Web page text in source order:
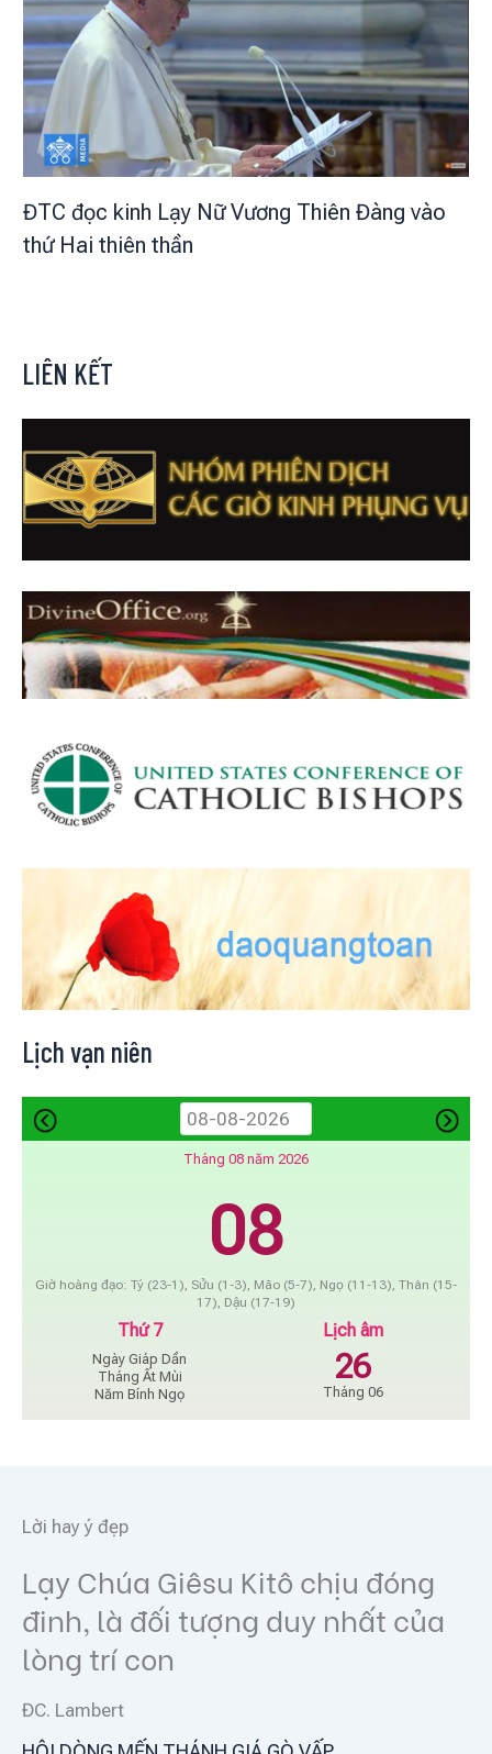
ĐTC đọc kinh Lạy Nữ Vương Thiên Đàng vào
thứ Hai thiên thần
LIÊN KẾT
Lịch vạn niên
Tháng 08 năm 2026
08
Giờ hoàng đạo: Tý (23-1), Sửu (1-3), Mão (5-7), Ngọ (11-13), Thân (15-
17), Dậu (17-19)
Thứ 7
Ngày Giáp Dần
Tháng Ất Mùi
Năm Bính Ngọ
Lịch âm
26
Tháng 06
Lời hay ý đẹp
Lạy Chúa Giêsu Kitô chịu đóng
đinh, là đối tượng duy nhất của
lòng trí con
ĐC. Lambert